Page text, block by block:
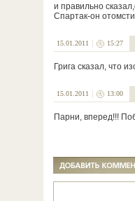
и правильно
Спартак-он
15.01.2011 15:27
Грига сказал, что
15.01.2011 13:00
Парни, вперед!!!